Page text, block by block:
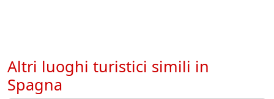
Altri luoghi turistici simili in
Spagna